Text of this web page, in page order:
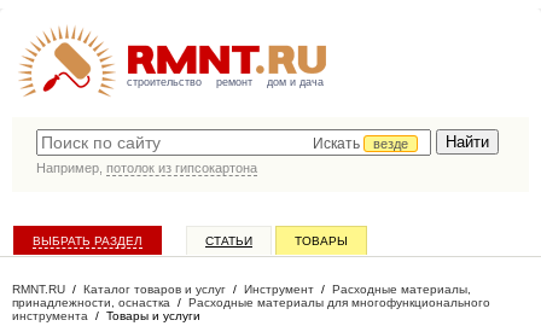
строительство ремонт дом и дача
Искать
везде
Например, потолок из гипсокартона
ВЫБРАТЬ РАЗДЕЛ СТАТЬИ ТОВАРЫ
RMNT.RU / Каталог товаров и услуг / Инструмент / Расходные материалы,
принадлежности, оснастка / Расходные материалы для многофункционального
инструмента / Товары и услуги